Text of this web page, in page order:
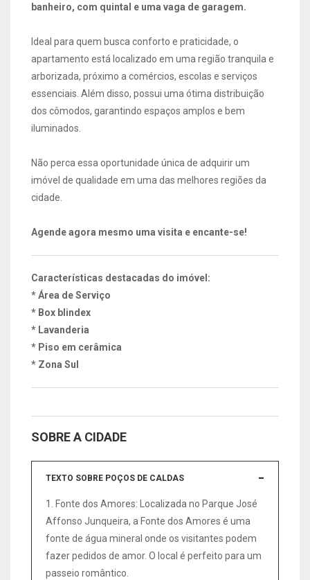
banheiro, com quintal e uma vaga de garagem.
Ideal para quem busca conforto e praticidade, o
apartamento está localizado em uma região tranquila e
arborizada, próximo a comércios, escolas e serviços
essenciais. Além disso, possui uma ótima distribuição
dos cômodos, garantindo espaços amplos e bem
iluminados.
Não perca essa oportunidade única de adquirir um
imóvel de qualidade em uma das melhores regiões da
cidade.
Agende agora mesmo uma visita e encante-se!
Características destacadas do imóvel:
* Área de Serviço
* Box blindex
* Lavanderia
* Piso em cerâmica
* Zona Sul
SOBRE A CIDADE
TEXTO SOBRE POÇOS DE CALDAS
1. Fonte dos Amores: Localizada no Parque José
Affonso Junqueira, a Fonte dos Amores é uma
fonte de água mineral onde os visitantes podem
fazer pedidos de amor. O local é perfeito para um
passeio romântico.